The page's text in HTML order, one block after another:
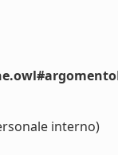
interno)